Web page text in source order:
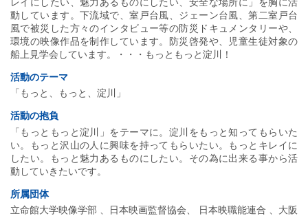
レイにしたい、魅力あるものにしたい、安全な場所に」を胸に活
動しています。下流域で、室戸台風、ジェーン台風、第二室戸台
風で被災した方々のインタビュー等の防災ドキュメンタリーや、
環境の映像作品を制作しています。防災啓発や、児童生徒対象の
船上見学会しています。・・・もっともっと淀川！
活動のテーマ
「もっと、もっと、淀川」
活動の抱負
「もっともっと淀川」をテーマに。淀川をもっと知ってもらいた
い。もっと沢山の人に興味を持ってもらいたい。もっとキレイに
したい。もっと魅力あるものにしたい。その為に出来る事から活
動していきたいです。
所属団体
立命館大学映像学部 、日本映画監督協会、 日本映職能連合 、大阪